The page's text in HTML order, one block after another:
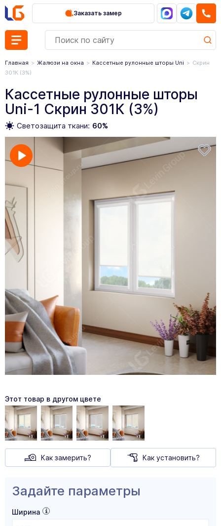
Заказать замер
Главная Жалюзи на окна Кассетные рулонные шторы Uni
Скрин
301К (3%)
Кассетные рулонные шторы
Uni-1 Скрин 301К (3%)
Светозащита ткани: 60%
Этот товар в другом цвете
Как замерить? Как установить?
Задайте параметры
Ширина